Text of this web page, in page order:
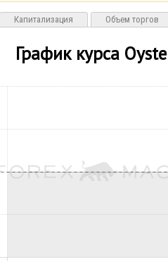
Капитализация Объем торгов
График курса